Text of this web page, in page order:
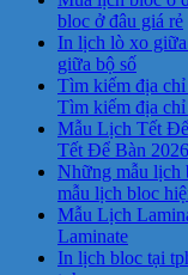
bloc ở đâu giá rẻ
In lịch lò xo
giữa bộ số
Tìm kiếm địa
Tìm kiếm địa
Mẫu Lịch Tết
Tết Để Bàn 2026
Những mẫu lịch
mẫu lịch bloc
Mẫu Lịch
Laminate
In lịch bloc tại